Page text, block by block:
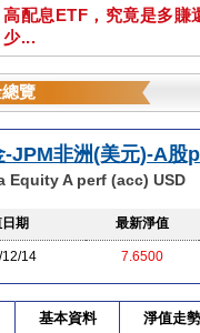
高配息ETF，究竟是多賺
少...
覽
-JPM非洲(美元)-A股
Equity A perf (acc) USD
期 最新淨值
14 7.6500
基本資料 淨值走勢